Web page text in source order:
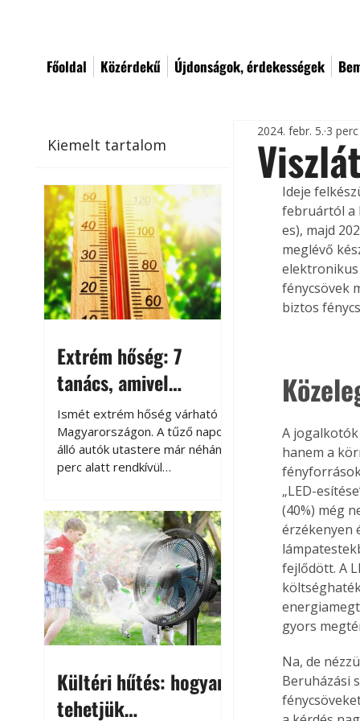
Főoldal Közérdekű Újdonságok, érdekességek
Kiemelt tartalom
Extrém hőség: 7
tanács, amivel
megóvhatjuk
autónkat a nyári
károktól
Ismét extrém hőség várható
Magyarországon. A tűző napon
álló autók utastere már néhány
perc alatt rendkívül
megközelítheti. Ez nemcsak a
beszállást teszi kellemetlenné,
hanem az autó állapotára és a
benne hagyott tárgyakra is
káros hatással lehet. Néhány
egyszerű óvintézkedéssel
azonban jelentősen
csökkenthetjük a hőség káros
Kültéri hűtés: hogyan
tehetjük
2024. febr. 5. 3
Ideje
februártól a
es), majd
meglévő
elektronikus
fénycsövek
biztos
A
hanem a
„LED-
(40%) még
érzékenyen
fejlődött. A
gyors
Na, de
Beruházási